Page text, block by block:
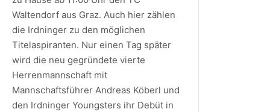
Waltendorf aus Graz. Auch hier zählen
die Irdninger zu den möglichen
Titelaspiranten. Nur einen Tag später
wird die neu gegründete vierte
Herrenmannschaft mit
Mannschaftsführer Andreas Köberl und
den Irdninger Youngsters ihr Debüt in